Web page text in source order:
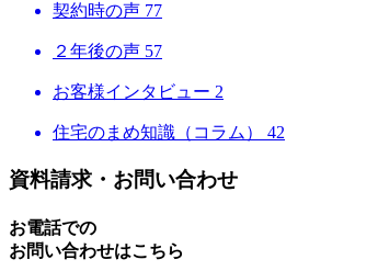
契約時の声 77
２年後の声 57
お客様インタビュー 2
住宅のまめ知識（コラム） 42
資料請求・お問い合わせ
お電話での
お問い合わせはこちら